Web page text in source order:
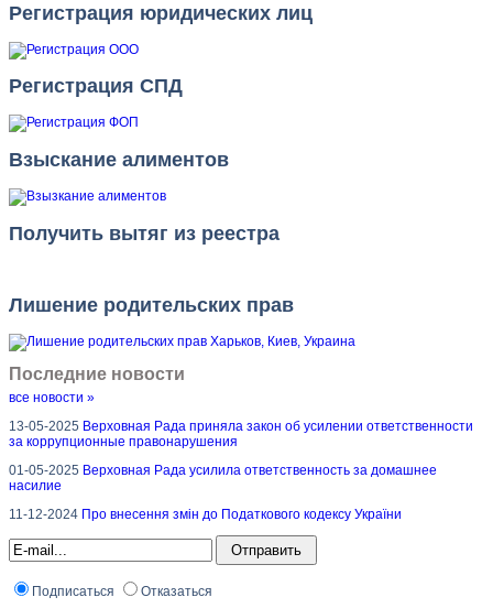
Регистрация юридических лиц
Регистрация СПД
Взыскание алиментов
Получить вытяг из реестра
Лишение родительских прав
Последние новости
все новости »
13-05-2025 Верховная Рада приняла закон об усилении ответственности
за коррупционные правонарушения
01-05-2025 Верховная Рада усилила ответственность за домашнее
насилие
11-12-2024 Про внесення змін до Податкового кодексу України
Подписаться Отказаться